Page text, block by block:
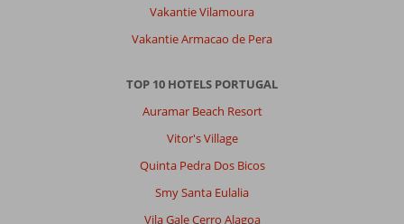
Vakantie Vilamoura
Vakantie Armacao de Pera
TOP 10 HOTELS PORTUGAL
Auramar Beach Resort
Vitor's Village
Quinta Pedra Dos Bicos
Smy Santa Eulalia
Vila Gale Cerro Alagoa